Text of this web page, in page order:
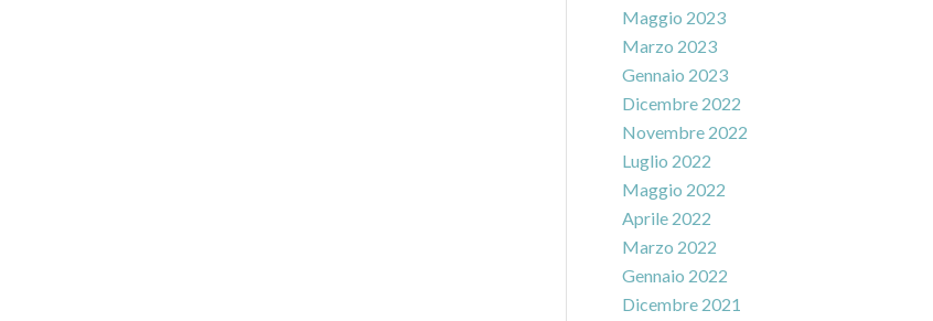
Maggio 2023
Marzo 2023
Gennaio 2023
Dicembre 2022
Novembre 2022
Luglio 2022
Maggio 2022
Aprile 2022
Marzo 2022
Gennaio 2022
Dicembre 2021